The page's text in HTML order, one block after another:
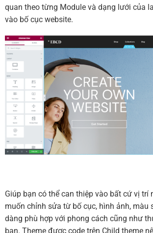
quan theo từng Module và dạng lưới của
vào bố cục website.
Giúp bạn có thể can thiệp vào bất cứ vị trí
muốn chỉnh sửa từ bố cục, hình ảnh, màu
dàng phù hợp với phong cách cũng như
bạn. Theme được code trên Child theme